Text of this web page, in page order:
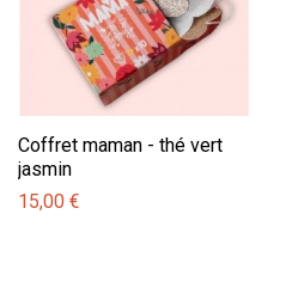
Coffret maman - thé vert
jasmin
15,00 €